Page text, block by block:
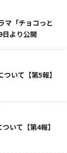
「チョコっと
より公開
いて【第5報】
いて【第4報】